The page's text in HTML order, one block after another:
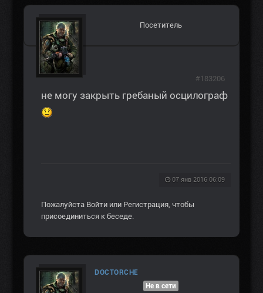
Посетитель
не могу закрыть гребаный осцилограф
07 янв 2016 06:09
#183206
Пожалуйста Войти или Регистрация, чтобы
присоединиться к беседе.
DOCTORCHE
Не в сети